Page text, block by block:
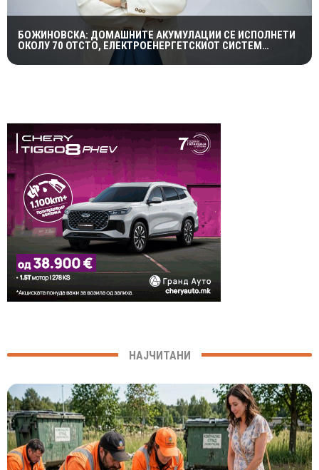
БОЖИНОВСКА: ДОМАШНИТЕ АКУМУЛАЦИИ СЕ ИСПОЛНЕТИ
ОКОЛУ 70 ОТСТО, ЕЛЕКТРОЕНЕРГЕТСКИОТ СИСТЕМ
ОСТАНУВА СТАБИЛЕН
НАЈЧИТАНИ